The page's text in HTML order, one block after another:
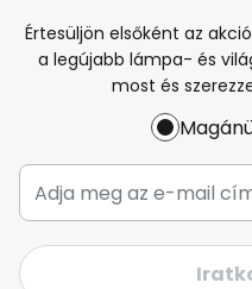
Értesüljön elsőként az
a legújabb lámpa- és
most és